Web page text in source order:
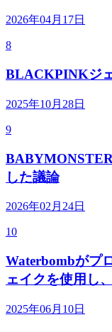
2026年04月17日
8
BLACKPINKジ
2025年10月28日
9
した議論
2026年02月24日
10
Waterbombがプ
ェイクを使用し
2025年06月10日